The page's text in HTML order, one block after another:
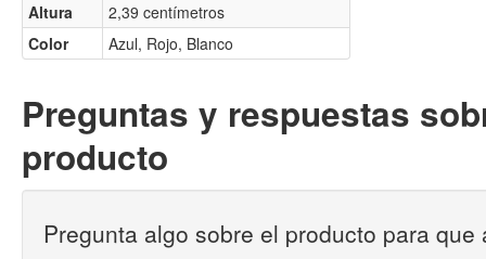
Altura
2,39 centímetros
Color
Azul, Rojo, Blanco
Preguntas y respuestas
producto
Pregunta algo sobre el producto para que